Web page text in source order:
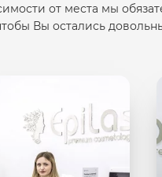
от места мы
Вы остались